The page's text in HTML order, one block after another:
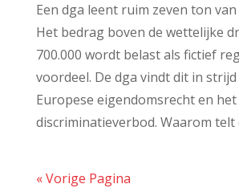
Een dga leent ruim zeven ton
Het bedrag boven de wettelijke
700.000 wordt belast als fictief
voordeel. De dga vindt dit in
Europese eigendomsrecht en het
discriminatieverbod. Waarom telt
« Vorige Pagina